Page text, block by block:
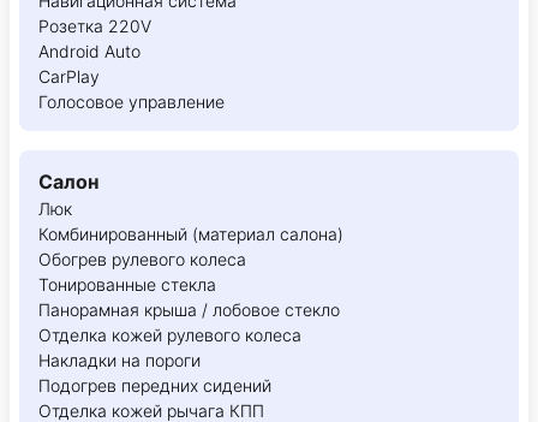
Розетка 220V
Android Auto
CarPlay
Голосовое управление
Салон
Люк
Комбинированный (материал салона)
Обогрев рулевого колеса
Тонированные стекла
Панорамная крыша / лобовое стекло
Отделка кожей рулевого колеса
Накладки на пороги
Подогрев передних сидений
Отделка кожей рычага КПП